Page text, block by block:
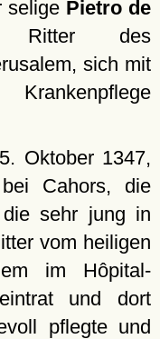
selige Pietro de
des
sich mit
Oktober 1347,
Cahors, die
sehr jung in
vom heiligen
im Hôpital-
und dort
pflegte und